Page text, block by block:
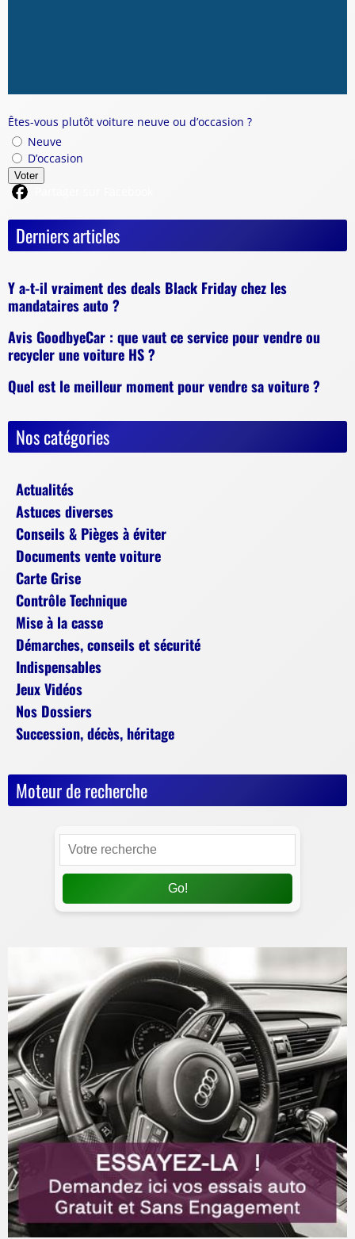
Êtes-vous plutôt voiture neuve ou d’occasion ?
Neuve
D’occasion
Voter
Derniers articles
Y a-t-il vraiment des deals Black Friday chez les
mandataires auto ?
Avis GoodbyeCar : que vaut ce service pour vendre ou
recycler une voiture HS ?
Quel est le meilleur moment pour vendre sa voiture ?
Nos catégories
Actualités
Astuces diverses
Conseils & Pièges à éviter
Documents vente voiture
Carte Grise
Contrôle Technique
Mise à la casse
Démarches, conseils et sécurité
Indispensables
Jeux Vidéos
Nos Dossiers
Succession, décès, héritage
Moteur de recherche
Go!